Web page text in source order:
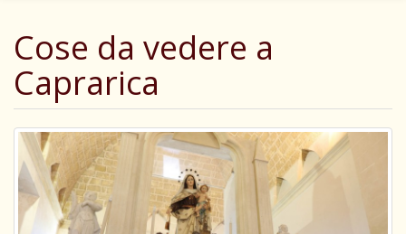
Cose da vedere a
Caprarica